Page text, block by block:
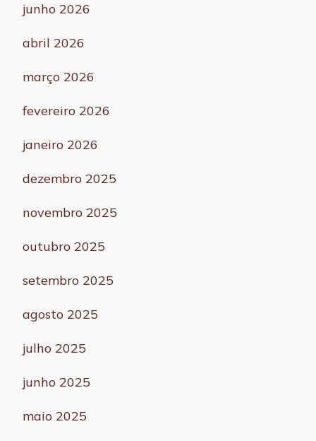
junho 2026
abril 2026
março 2026
fevereiro 2026
janeiro 2026
dezembro 2025
novembro 2025
outubro 2025
setembro 2025
agosto 2025
julho 2025
junho 2025
maio 2025